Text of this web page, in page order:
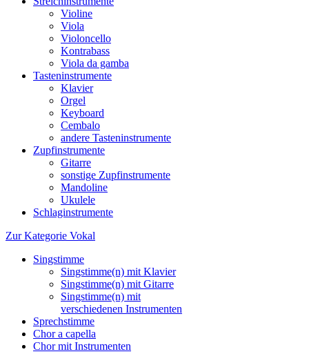
Violine
Viola
Violoncello
Kontrabass
Viola da gamba
Tasteninstrumente
Klavier
Orgel
Keyboard
Cembalo
andere Tasteninstrumente
Zupfinstrumente
Gitarre
sonstige Zupfinstrumente
Mandoline
Ukulele
Schlaginstrumente
Zur Kategorie Vokal
Singstimme
Singstimme(n) mit Klavier
Singstimme(n) mit Gitarre
Singstimme(n) mit
verschiedenen Instrumenten
Sprechstimme
Chor a capella
Chor mit Instrumenten